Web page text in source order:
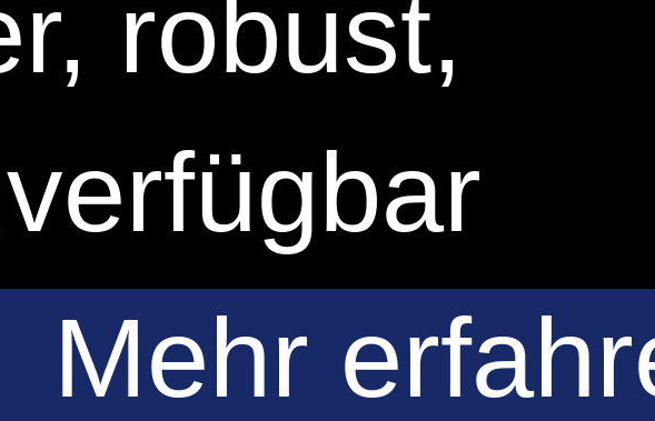
robust,
Mehr